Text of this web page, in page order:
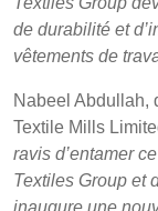
de durabilité et
vêtements de
Nabeel Abdullah,
Textile Mills
ravis d’entamer
Textiles Group et